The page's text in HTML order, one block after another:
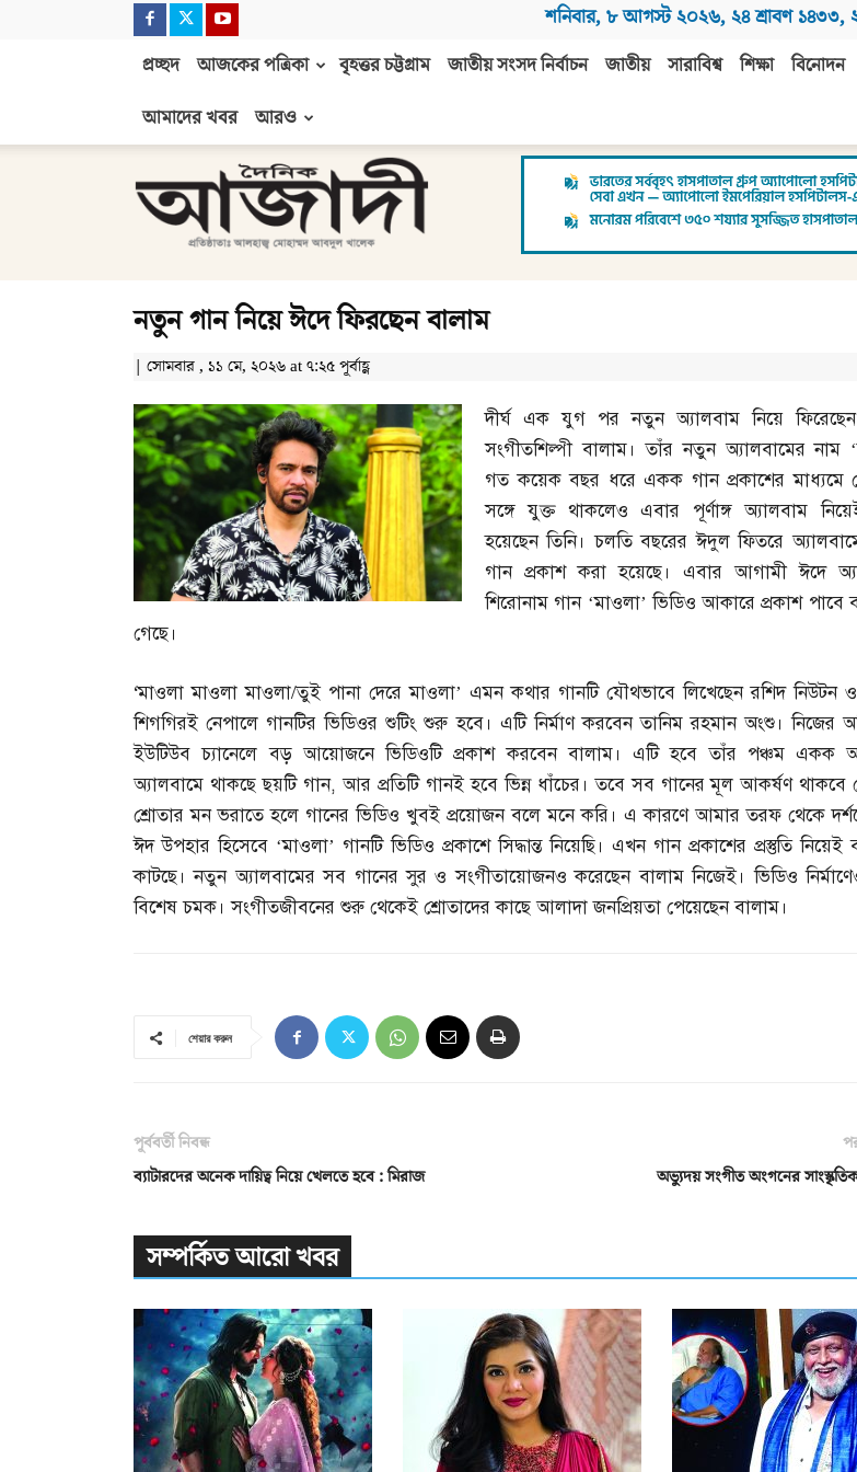
শনিবার, ৮ আগস্ট ২০২৬, ২৪ শ্রাবণ ১৪৩৩,
প্রচ্ছদ আজকের পত্রিকা বৃহত্তর চট্টগ্রাম জাতীয় সংসদ নির্বাচন জাতীয় সারাবিশ্ব শিক্ষা বিনোদন
আমাদের খবর
আরও
আজাদী
নতুন গান নিয়ে ঈদে ফিরছেন বালাম
| সোমবার , ১১ মে, ২০২৬ at ৭:২৫ পূর্বাহ্ণ
দীর্ঘ এক যুগ পর নতুন অ্যালবাম নিয়ে ফিরেছেন
সংগীতশিল্পী বালাম। তাঁর নতুন অ্যালবামের নাম
গত কয়েক বছর ধরে একক গান প্রকাশের মাধ্যমে
সঙ্গে যুক্ত থাকলেও এবার পূর্ণাঙ্গ অ্যালবাম
হয়েছেন তিনি। চলতি বছরের ঈদুল ফিতরে
গান প্রকাশ করা হয়েছে। এবার আগামী ঈদে
শিরোনাম গান ‘মাওলা’ ভিডিও আকারে প্রকাশ পাবে
গেছে।
‘মাওলা মাওলা মাওলা/তুই পানা দেরে মাওলা’ এমন কথার গানটি যৌথভাবে লিখেছেন রশিদ নিউটন
শিগগিরই নেপালে গানটির ভিডিওর শুটিং শুরু হবে। এটি নির্মাণ করবেন তানিম রহমান অংশু। নিজের
ইউটিউব চ্যানেলে বড় আয়োজনে ভিডিওটি প্রকাশ করবেন বালাম। এটি হবে তাঁর পঞ্চম একক
অ্যালবামে থাকছে ছয়টি গান,আর প্রতিটি গানই হবে ভিন্ন ধাঁচের। তবে সব গানের মূল আকর্ষণ থাকবে
শ্রোতার মন ভরাতে হলে গানের ভিডিও খুবই প্রয়োজন বলে মনে করি। এ কারণে আমার তরফ থেকে
ঈদ উপহার হিসেবে ‘মাওলা’ গানটি ভিডিও প্রকাশে সিদ্ধান্ত নিয়েছি। এখন গান প্রকাশের প্রস্তুতি নিয়েই
কাটছে। নতুন অ্যালবামের সব গানের সুর ও সংগীতায়োজনও করেছেন বালাম নিজেই। ভিডিও
বিশেষ চমক। সংগীতজীবনের শুরু থেকেই শ্রোতাদের কাছে আলাদা জনপ্রিয়তা পেয়েছেন বালাম।
শেয়ার করুন
পূর্ববর্তী নিবন্ধ
ব্যাটারদের অনেক দায়িত্ব নিয়ে খেলতে হবে : মিরাজ
অভ্যুদয় সংগীত অংগনের
সম্পর্কিত আরো খবর